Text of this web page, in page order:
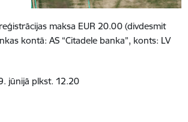
maksa EUR 20.00 (divdesmit
kontā: AS “Citadele banka”, konts: LV
jūnijā plkst. 12.20